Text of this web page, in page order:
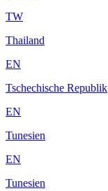
TW
Thailand
EN
Tschechische Republik
EN
Tunesien
EN
Tunesien